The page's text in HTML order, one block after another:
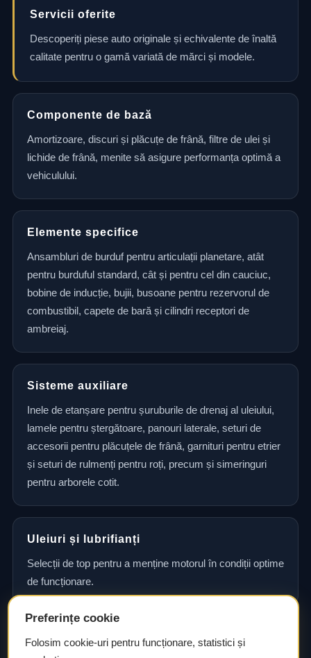
Servicii oferite
Descoperiți piese auto originale și echivalente de înaltă
calitate pentru o gamă variată de mărci și modele.
Componente de bază
Amortizoare, discuri și plăcuțe de frână, filtre de ulei și
lichide de frână, menite să asigure performanța optimă a
vehiculului.
Elemente specifice
Ansambluri de burduf pentru articulații planetare, atât
pentru burduful standard, cât și pentru cel din cauciuc,
bobine de inducție, bujii, busoane pentru rezervorul de
combustibil, capete de bară și cilindri receptori de
ambreiaj.
Sisteme auxiliare
Inele de etanșare pentru șuruburile de drenaj al uleiului,
lamele pentru ștergătoare, panouri laterale, seturi de
accesorii pentru plăcuțele de frână, garnituri pentru etrier
și seturi de rulmenți pentru roți, precum și simeringuri
pentru arborele cotit.
Uleiuri și lubrifianți
Selecții de top pentru a menține motorul în condiții optime
de funcționare.
Consultanță și asistență tehnică
Preferințe cookie
Folosim cookie-uri pentru funcționare, statistici și